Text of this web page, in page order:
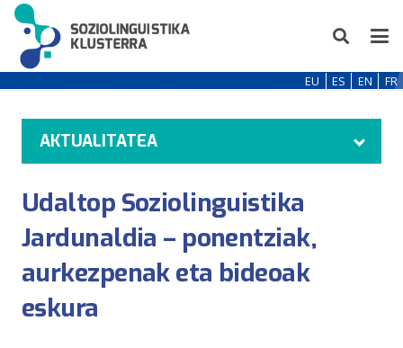
EU ES EN FR
AKTUALITATEA
Udaltop Soziolinguistika
Jardunaldia – ponentziak,
aurkezpenak eta bideoak
eskura